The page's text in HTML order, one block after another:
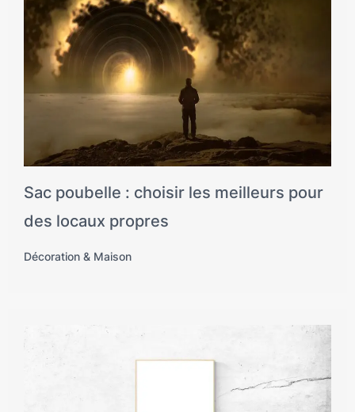
Sac poubelle : choisir les meilleurs pour
des locaux propres
Décoration & Maison